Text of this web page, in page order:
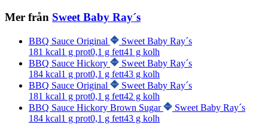
Mer från Sweet Baby Ray´s
BBQ Sauce Original
Sweet Baby Ray´s
181 kcal1 g prot0,1 g fett41 g kolh
BBQ Sauce Hickory
Sweet Baby Ray´s
184 kcal1 g prot0,1 g fett43 g kolh
BBQ Sauce Original
Sweet Baby Ray´s
181 kcal1 g prot0,1 g fett42 g kolh
BBQ Sauce Hickory Brown Sugar
Sweet Baby Ray´s
184 kcal1 g prot0,1 g fett43 g kolh